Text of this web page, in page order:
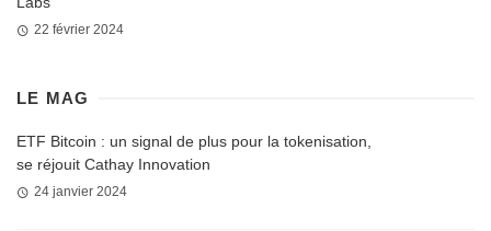
22 février 2024
LE MAG
ETF Bitcoin : un signal de plus pour la tokenisation,
se réjouit Cathay Innovation
24 janvier 2024